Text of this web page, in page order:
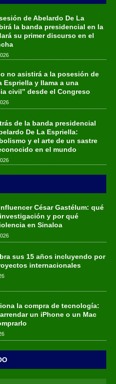
de Abelardo De La
la banda presidencial en la
su primer discurso en el
no asistirá a la posesión de
Espriella y llama a una
civil” desde el Congreso
de la banda presidencial
De La Espriella:
y el arte de un sastre
en el mundo
César Gastélum: qué
y por qué
en Sinaloa
sus 15 años incluyendo por
internacionales
la compra de tecnología:
un iPhone o un Mac